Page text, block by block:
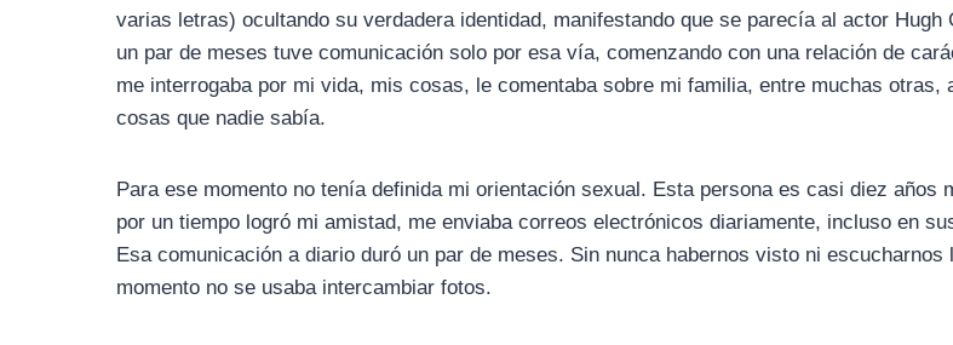
varias letras) ocultando su verdadera identidad, manifestando que se parecía al actor Hugh
un par de meses tuve comunicación solo por esa vía, comenzando con una relación de
me interrogaba por mi vida, mis cosas, le comentaba sobre mi familia, entre muchas otras,
cosas que nadie sabía.
Para ese momento no tenía definida mi orientación sexual. Esta persona es casi diez años
por un tiempo logró mi amistad, me enviaba correos electrónicos diariamente, incluso en
Esa comunicación a diario duró un par de meses. Sin nunca habernos visto ni escucharnos
momento no se usaba intercambiar fotos.